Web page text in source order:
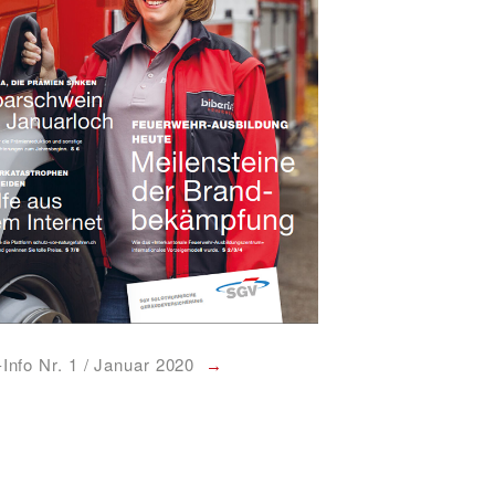
Nr. 1 / Januar 2020